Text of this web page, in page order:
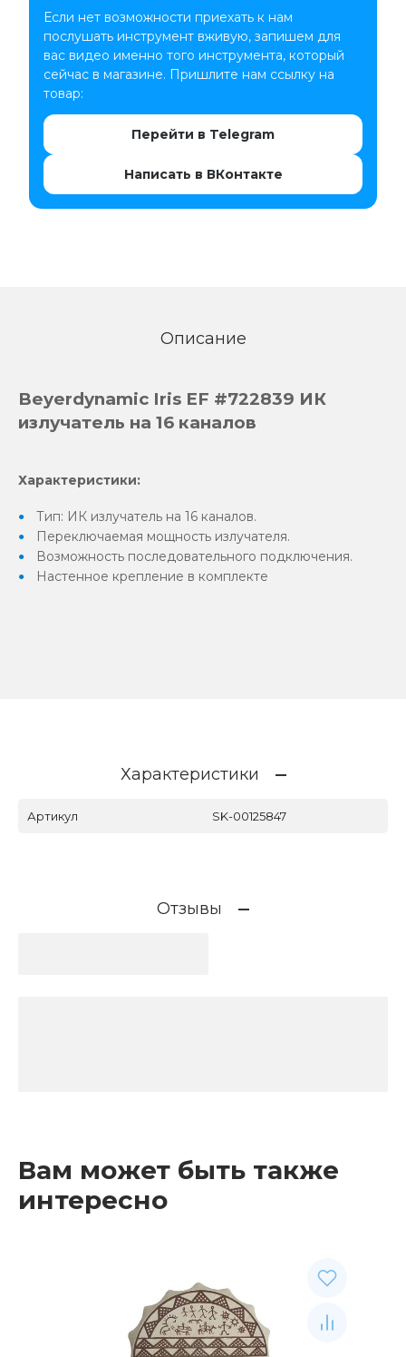
Если нет возможности приехать к нам
послушать инструмент вживую, запишем для
вас видео именно того инструмента, который
сейчас в магазине. Пришлите нам ссылку на
товар:
Перейти в Telegram
Написать в ВКонтакте
Описание
Beyerdynamic Iris EF #722839 ИК
излучатель на 16 каналов
Характеристики:
Тип: ИК излучатель на 16 каналов.
Переключаемая мощность излучателя.
Возможность последовательного подключения.
Настенное крепление в комплекте
Характеристики
Артикул SK-00125847
Отзывы
Вам может быть также
интересно